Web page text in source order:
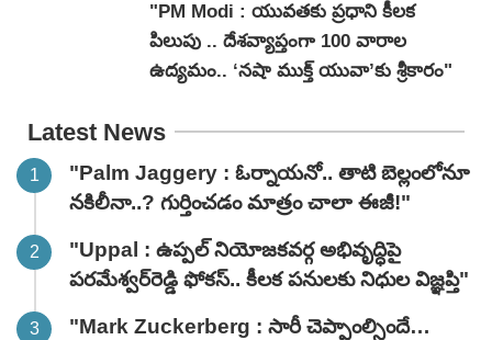
"PM Modi : యువతకు ప్రధాని కీలక
పిలుపు .. దేశవ్యాప్తంగా 100 వారాల
ఉద్యమం.. ‘నషా ముక్త్ యువా’కు శ్రీకారం"
Latest News
"Palm Jaggery : ఓర్నాయనో.. తాటి బెల్లంలోనూ
నకిలీనా..? గుర్తించడం మాత్రం చాలా ఈజీ!"
"Uppal : ఉప్పల్ నియోజకవర్గ అభివృద్ధిపై
పరమేశ్వర్‌రెడ్డి ఫోకస్.. కీలక పనులకు నిధుల విజ్ఞప్తి"
"Mark Zuckerberg : సారీ చెప్పాంల్సిందే…